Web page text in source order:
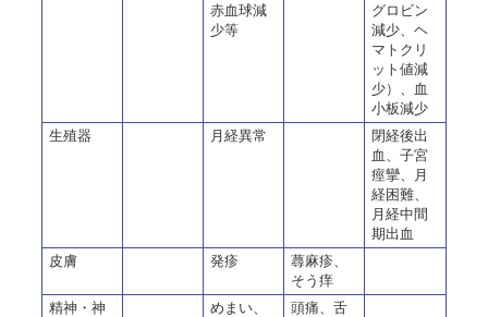
赤血球減
少等
グロビン
減少、ヘ
マトクリ
ット値減
少）、血
小板減少
生殖器
月経異常
閉経後出
血、子宮
痙攣、月
経困難、
月経中間
期出血
皮膚
発疹
蕁麻疹、
そう痒
精神・神
めまい、
頭痛、舌